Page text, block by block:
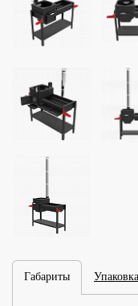
Габариты Упаковка